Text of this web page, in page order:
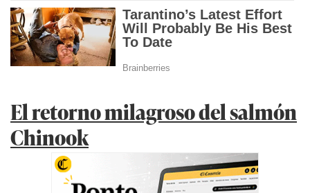
El retorno milagroso del salmón
Chinook